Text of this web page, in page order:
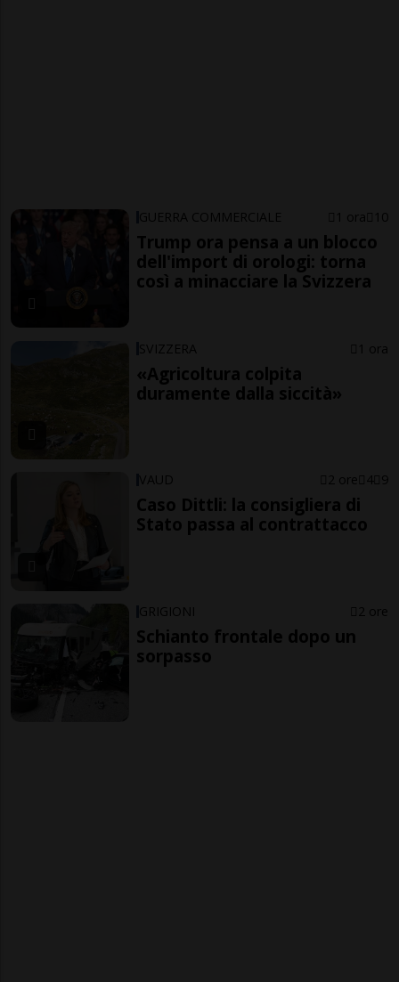
GUERRA COMMERCIALE 1 ora 10
Trump ora pensa a un blocco
dell'import di orologi: torna
così a minacciare la Svizzera
SVIZZERA 1 ora
«Agricoltura colpita
duramente dalla siccità»
VAUD 2 ore 4 9
Caso Dittli: la consigliera di
Stato passa al contrattacco
GRIGIONI 2 ore
Schianto frontale dopo un
sorpasso